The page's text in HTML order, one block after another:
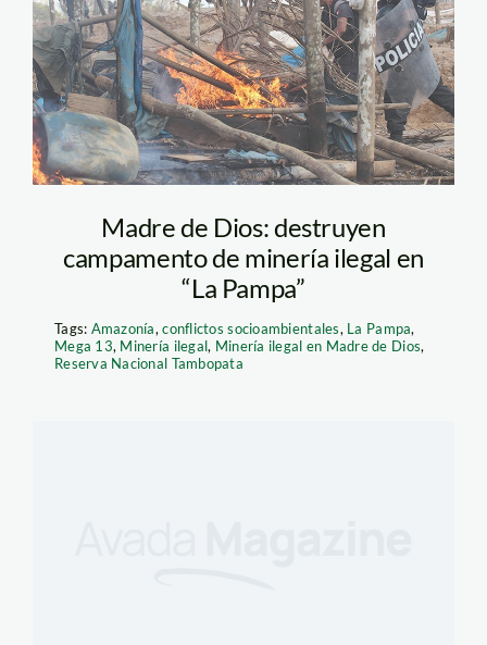
Madre de Dios: destruyen
campamento de minería ilegal en
“La Pampa”
Tags: Amazonía,conflictos socioambientales, La Pampa,
Mega 13, Minería ilegal, Minería ilegal en Madre de Dios,
Reserva Nacional Tambopata